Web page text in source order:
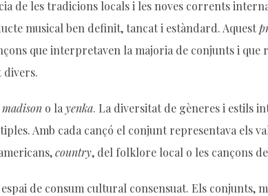
de les tradicions locals i les noves corrents
musical ben definit, tancat i estàndard. Aquest
que interpretaven la majoria de conjunts i que
divers.
madison o la yenka. La diversitat de gèneres i estils
Amb cada cançó el conjunt representava els
country, del folklore local o les cançons
de consum cultural consensuat. Els conjunts,